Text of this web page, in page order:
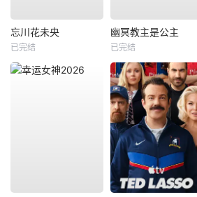
忘川花未央
已完结
幽冥教主是公主
已完结